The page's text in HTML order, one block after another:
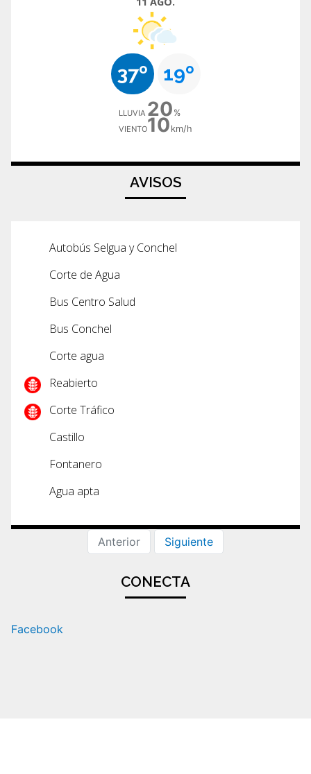
37º 19º
LLUVIA 20 %
VIENTO10 km/h
AVISOS
Autobús Selgua y Conchel
Corte de Agua
Bus Centro Salud
Bus Conchel
Corte agua
Reabierto
Corte Tráfico
Castillo
Fontanero
Agua apta
Anterior Siguiente
CONECTA
Facebook